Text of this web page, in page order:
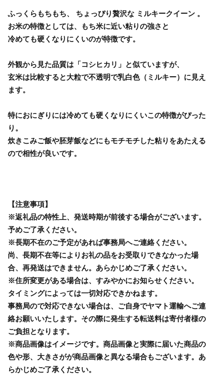
ふっくらもちもち、 ちょっぴり贅沢な ミルキークイーン 。
お米の特徴としては、もち米に近い粘りの強さと
冷めても硬くなりにくいのが特徴です。
外観から見た品質は「コシヒカリ」と似ていますが、
玄米は比較すると大粒で不透明で乳白色（ミルキー）に見え
ます。
特におにぎりには冷めても硬くなりにくいこの特徴がぴった
り。
炊きこみご飯や胚芽飯などにもモチモチした粘りをあたえる
ので相性が良いです。
【注意事項】
※返礼品の特性上、発送時期が前後する場合がございます。
予めご了承ください。
※長期不在のご予定があれば事務局へご連絡ください。
尚、長期不在等によりお礼の品をお受取りできなかった場
合、再発送はできません。あらかじめご了承ください。
※住所変更がある場合は、すみやかにお知らせください。
タイミングによっては一切対応できかねます。
事務局ので対応できない場合は、ご自身でヤマト運輸へご連
絡お願いいたします。その際に発生する転送料は寄付者様の
ご負担となります。
※商品画像はイメージです。商品画像と実際に届いた商品の
色や形、大きさがが商品画像と異なる場合もございます。あ
らかじめご了承ください。